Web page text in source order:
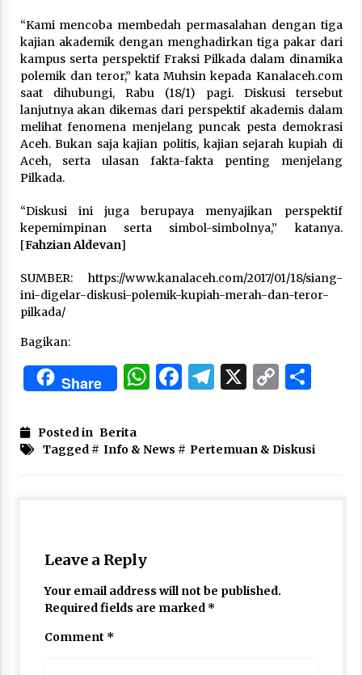
Said Muniruddin Latih Mental dan Spiritual 80
Siswa YPHC
3 months ago
Said Muniruddin Beri Pelatihan dan Motivasi
untuk 179 Guru Diniyah Disdikbud Kota Banda
Aceh
4 months ago
4 months ago
Nubuwwat
4 months ago
“Kami mencoba membedah permasalahan dengan tiga
kajian akademik dengan menghadirkan tiga pakar dari
kampus serta perspektif Fraksi Pilkada dalam dinamika
polemik dan teror,” kata Muhsin kepada Kanalaceh.com
saat dihubungi, Rabu (18/1) pagi. Diskusi tersebut
lanjutnya akan dikemas dari perspektif akademis dalam
melihat fenomena menjelang puncak pesta demokrasi
Aceh. Bukan saja kajian politis, kajian sejarah kupiah di
Aceh, serta ulasan fakta-fakta penting menjelang
Pilkada.
“Diskusi ini juga berupaya menyajikan perspektif
kepemimpinan serta simbol-simbolnya,” katanya.
[Fahzian Aldevan]
SUMBER: https://www.kanalaceh.com/2017/01/18/siang-
ini-digelar-diskusi-polemik-kupiah-merah-dan-teror-
pilkada/
Bagikan:
Share WhatsApp
Facebook
Telegram
X Copy
Posted in Berita
Tagged # Info & News # Pertemuan & Diskusi
Leave a Reply
Your email address will not be published.
Required fields are marked *
Comment *